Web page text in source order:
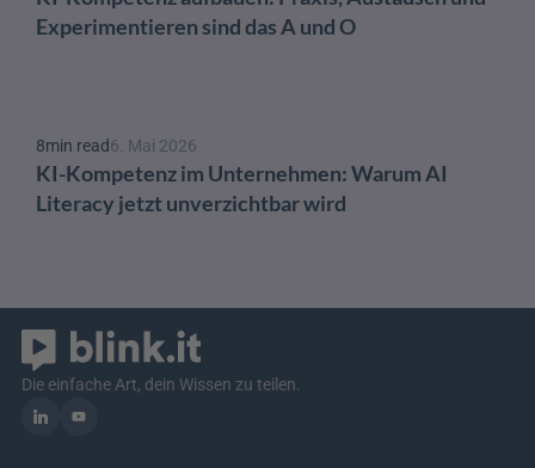
Experimentieren sind das A und O
8min read6. Mai 2026
KI-Kompetenz im Unternehmen: Warum AI
Literacy jetzt unverzichtbar wird
Die einfache Art, dein Wissen zu teilen.